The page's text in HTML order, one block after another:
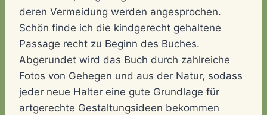
deren Vermeidung werden angesprochen.
Schön finde ich die kindgerecht gehaltene
Passage recht zu Beginn des Buches.
Abgerundet wird das Buch durch zahlreiche
Fotos von Gehegen und aus der Natur, sodass
jeder neue Halter eine gute Grundlage für
artgerechte Gestaltungsideen bekommen